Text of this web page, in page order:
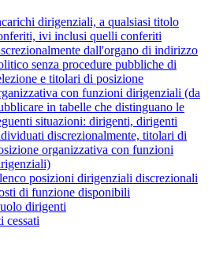
dirigenziali, a qualsiasi titolo
ivi inclusi quelli conferiti
dall'organo di indirizzo
senza procedure pubbliche di
e titolari di posizione
con funzioni dirigenziali (da
in tabelle che distinguano le
situazioni: dirigenti, dirigenti
discrezionalmente, titolari di
organizzativa con funzioni
posizioni dirigenziali discrezionali
di funzione disponibili
dirigenti
cessati